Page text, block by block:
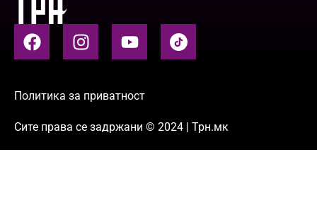
Политика за приватност
Сите права се задржани © 2024 | Трн.мк